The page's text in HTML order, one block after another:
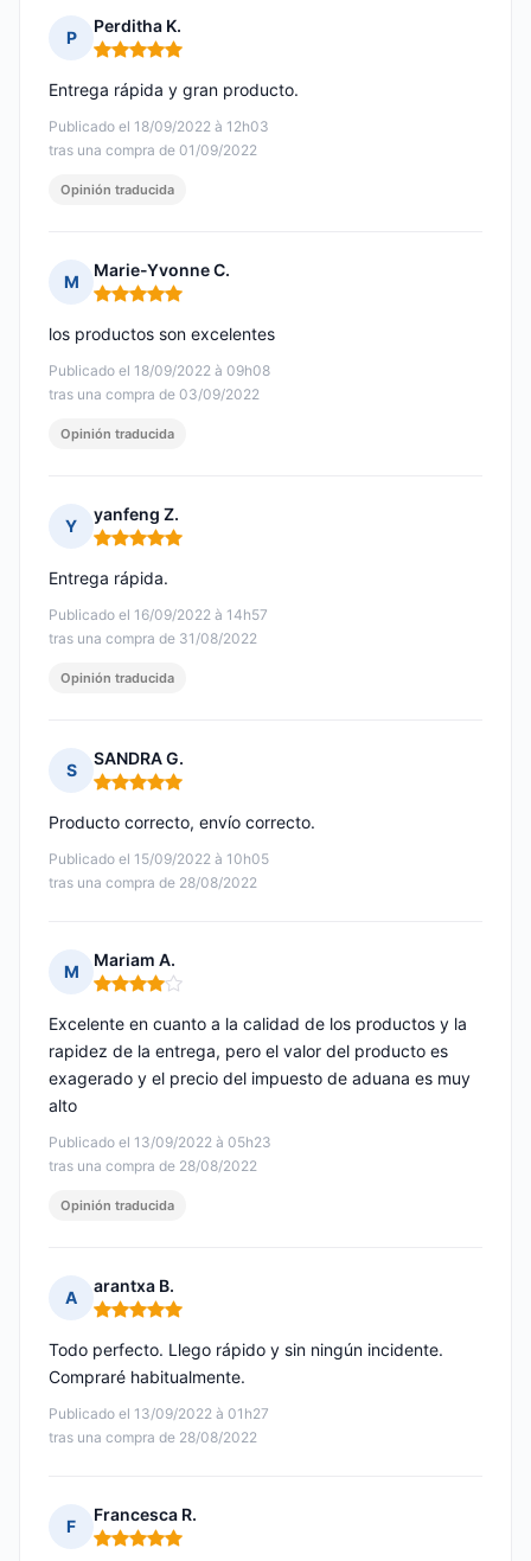
P
Perditha K.
Nota: 5 de 5
Publicado el 18/09/2022 à 12h03
tras una compra de 01/09/2022
Entrega rápida y gran producto.
Opinión traducida
M
Marie-Yvonne C.
Nota: 5 de 5
Publicado el 18/09/2022 à 09h08
tras una compra de 03/09/2022
los productos son excelentes
Opinión traducida
Y
yanfeng Z.
Nota: 5 de 5
Publicado el 16/09/2022 à 14h57
tras una compra de 31/08/2022
Entrega rápida.
Opinión traducida
S
SANDRA G.
Nota: 5 de 5
Publicado el 15/09/2022 à 10h05
tras una compra de 28/08/2022
Producto correcto, envío correcto.
M
Mariam A.
Nota: 4 de 5
Publicado el 13/09/2022 à 05h23
tras una compra de 28/08/2022
Excelente en cuanto a la calidad de los productos y la
rapidez de la entrega, pero el valor del producto es
exagerado y el precio del impuesto de aduana es muy
alto
Opinión traducida
A
arantxa B.
Nota: 5 de 5
Publicado el 13/09/2022 à 01h27
tras una compra de 28/08/2022
Todo perfecto. Llego rápido y sin ningún incidente.
Compraré habitualmente.
F
Francesca R.
Nota: 5 de 5